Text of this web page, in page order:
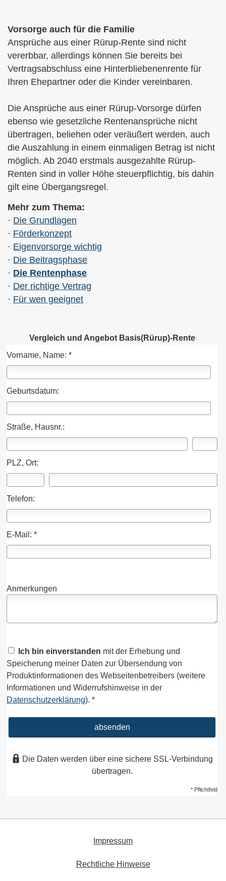
Vorsorge auch für die Familie
Ansprüche aus einer Rürup-Rente sind nicht
vererbbar, allerdings können Sie bereits bei
Vertragsabschluss eine Hinterbliebenenrente für
Ihren Ehepartner oder die Kinder vereinbaren.
Die Ansprüche aus einer Rürup-Vorsorge dürfen
ebenso wie gesetzliche Rentenansprüche nicht
übertragen, beliehen oder veräußert werden, auch
die Auszahlung in einem einmaligen Betrag ist nicht
möglich. Ab 2040 erstmals ausgezahlte Rürup-
Renten sind in voller Höhe steuerpflichtig, bis dahin
gilt eine Übergangsregel.
Mehr zum Thema:
· Die Grundlagen
· Förderkonzept
· Eigenvorsorge wichtig
· Die Beitragsphase
· Die Rentenphase
· Der richtige Vertrag
· Für wen geeignet
Vergleich und Angebot Basis(Rürup)-Rente
Vorname, Name: *
Geburts­datum:
Straße, Hausnr.:
PLZ, Ort:
Telefon:
E-Mail: *
Anmerkungen
Ich bin einverstanden mit der Erhebung und
Speicherung meiner Daten zur Übersendung von
Produktinformationen des Webseitenbetreibers (weitere
Informationen und Widerrufshinweise in der
Datenschutzerklärung). *
absenden
Die Daten werden über eine sichere SSL-Verbindung
übertragen.
* Pflichtfeld
Impressum
Rechtliche Hinweise